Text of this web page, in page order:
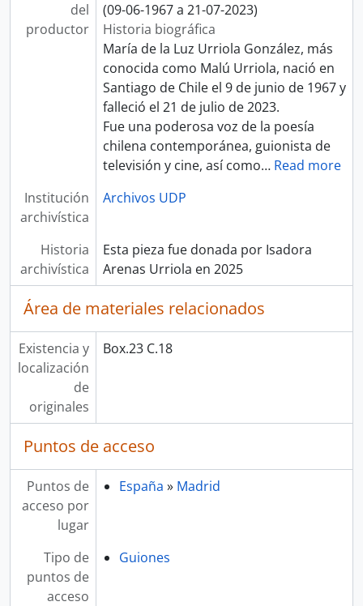
del
productor
(09-06-1967 a 21-07-2023)
Historia biográfica
María de la Luz Urriola González, más
conocida como Malú Urriola, nació en
Santiago de Chile el 9 de junio de 1967 y
falleció el 21 de julio de 2023.
Fue una poderosa voz de la poesía
chilena contemporánea, guionista de
televisión y cine, así como… Read more
Institución
archivística
Archivos UDP
Historia
archivística
Esta pieza fue donada por Isadora
Arenas Urriola en 2025
Área de materiales relacionados
Existencia y
localización
de
originales
Box.23 C.18
Puntos de acceso
Puntos de
acceso por
lugar
España » Madrid
Tipo de
puntos de
acceso
Guiones